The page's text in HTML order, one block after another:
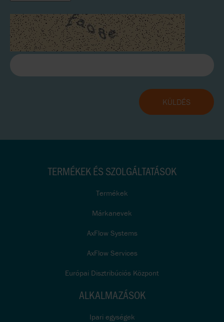
TERMÉKEK ÉS SZOLGÁLTATÁSOK
Termékek
Márkanevek
AxFlow Systems
AxFlow Services
Európai Disztribúciós Központ
ALKALMAZÁSOK
Ipari egységek